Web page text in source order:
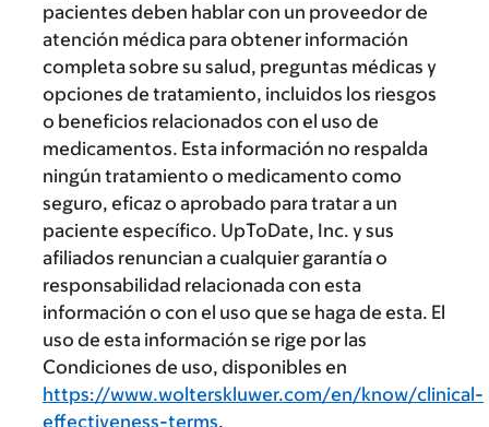
pacientes deben hablar con un proveedor de
atención médica para obtener información
completa sobre su salud, preguntas médicas y
opciones de tratamiento, incluidos los riesgos
o beneficios relacionados con el uso de
medicamentos. Esta información no respalda
ningún tratamiento o medicamento como
seguro, eficaz o aprobado para tratar a un
paciente específico. UpToDate, Inc. y sus
afiliados renuncian a cualquier garantía o
responsabilidad relacionada con esta
información o con el uso que se haga de esta. El
uso de esta información se rige por las
Condiciones de uso, disponibles en
https://www.wolterskluwer.com/en/know/clinical-
effectiveness-terms.